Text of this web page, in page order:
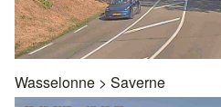
Wasselonne > Saverne